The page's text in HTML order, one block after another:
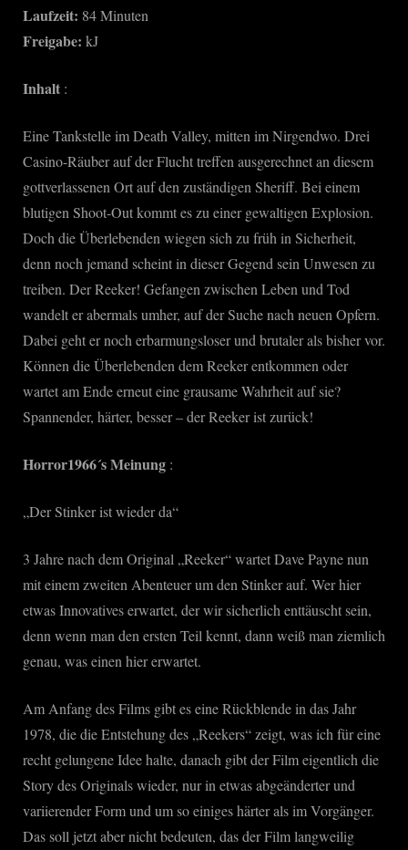
Laufzeit: 84 Minuten
Freigabe: kJ
Inhalt :
Eine Tankstelle im Death Valley, mitten im Nirgendwo. Drei
Casino-Räuber auf der Flucht treffen ausgerechnet an diesem
gottverlassenen Ort auf den zuständigen Sheriff. Bei einem
blutigen Shoot-Out kommt es zu einer gewaltigen Explosion.
Doch die Überlebenden wiegen sich zu früh in Sicherheit,
denn noch jemand scheint in dieser Gegend sein Unwesen zu
treiben. Der Reeker! Gefangen zwischen Leben und Tod
wandelt er abermals umher, auf der Suche nach neuen Opfern.
Dabei geht er noch erbarmungsloser und brutaler als bisher vor.
Können die Überlebenden dem Reeker entkommen oder
wartet am Ende erneut eine grausame Wahrheit auf sie?
Spannender, härter, besser – der Reeker ist zurück!
Horror1966´s Meinung :
„Der Stinker ist wieder da“
3 Jahre nach dem Original „Reeker“ wartet Dave Payne nun
mit einem zweiten Abenteuer um den Stinker auf. Wer hier
etwas Innovatives erwartet, der wir sicherlich enttäuscht sein,
denn wenn man den ersten Teil kennt, dann weiß man ziemlich
genau, was einen hier erwartet.
Am Anfang des Films gibt es eine Rückblende in das Jahr
1978, die die Entstehung des „Reekers“ zeigt, was ich für eine
recht gelungene Idee halte, danach gibt der Film eigentlich die
Story des Originals wieder, nur in etwas abgeänderter und
variierender Form und um so einiges härter als im Vorgänger.
Das soll jetzt aber nicht bedeuten, das der Film langweilig